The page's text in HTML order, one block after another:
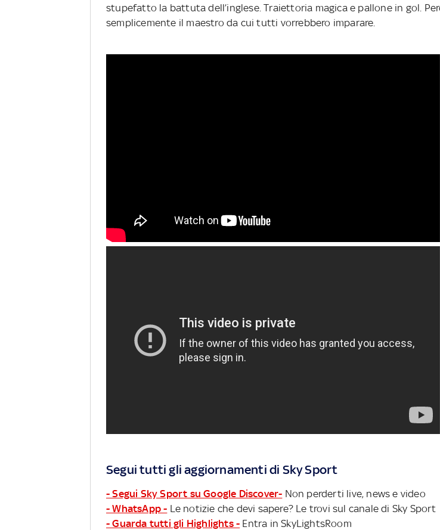
stupefatto la battuta dell’inglese. Traiettoria magica e pallone in gol.
semplicemente il maestro da cui tutti vorrebbero imparare.
Segui tutti gli aggiornamenti di Sky Sport
- Segui Sky Sport su Google Discover- Non perderti live, news e video
- WhatsApp - Le notizie che devi sapere? Le trovi sul canale di Sky Sport
- Guarda tutti gli Highlights - Entra in SkyLightsRoom